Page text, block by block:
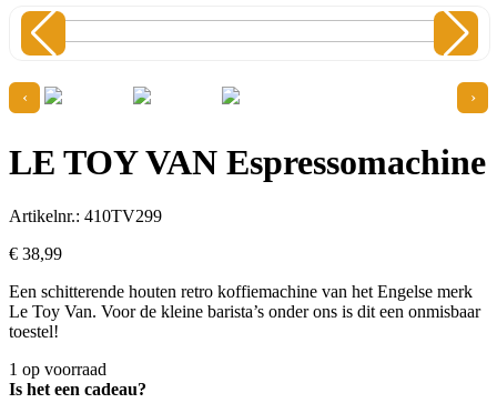
›
‹
LE TOY VAN Espressomachine
Artikelnr.: 410TV299
€ 38,99
Een schitterende houten retro koffiemachine van het Engelse merk
Le Toy Van. Voor de kleine barista’s onder ons is dit een onmisbaar
toestel!
1 op voorraad
Is het een cadeau?